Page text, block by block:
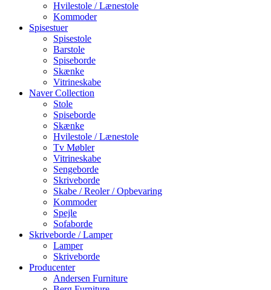
Hvilestole / Lænestole
Kommoder
Spisestuer
Spisestole
Barstole
Spiseborde
Skænke
Vitrineskabe
Naver Collection
Stole
Spiseborde
Skænke
Hvilestole / Lænestole
Tv Møbler
Vitrineskabe
Sengeborde
Skriveborde
Skabe / Reoler / Opbevaring
Kommoder
Spejle
Sofaborde
Skriveborde / Lamper
Lamper
Skriveborde
Producenter
Andersen Furniture